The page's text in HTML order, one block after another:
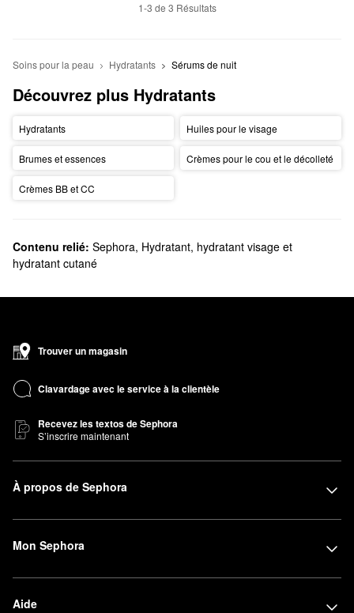
1-3 de 3 Résultats
Soins pour la peau Hydratants Sérums de nuit
Découvrez plus Hydratants
Hydratants Huiles pour le visage
Brumes et essences Crèmes pour le cou et le décolleté
Crèmes BB et CC
Contenu relié: Sephora, Hydratant, hydratant visage et
hydratant cutané
Trouver un magasin
Clavardage avec le service à la clientèle
Recevez les textos de Sephora
S’inscrire maintenant
À propos de Sephora
Mon Sephora
Aide